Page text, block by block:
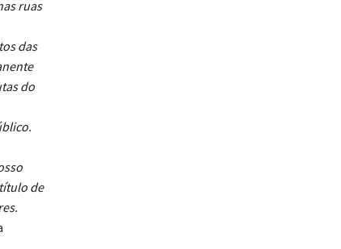
ruas
das
do
de